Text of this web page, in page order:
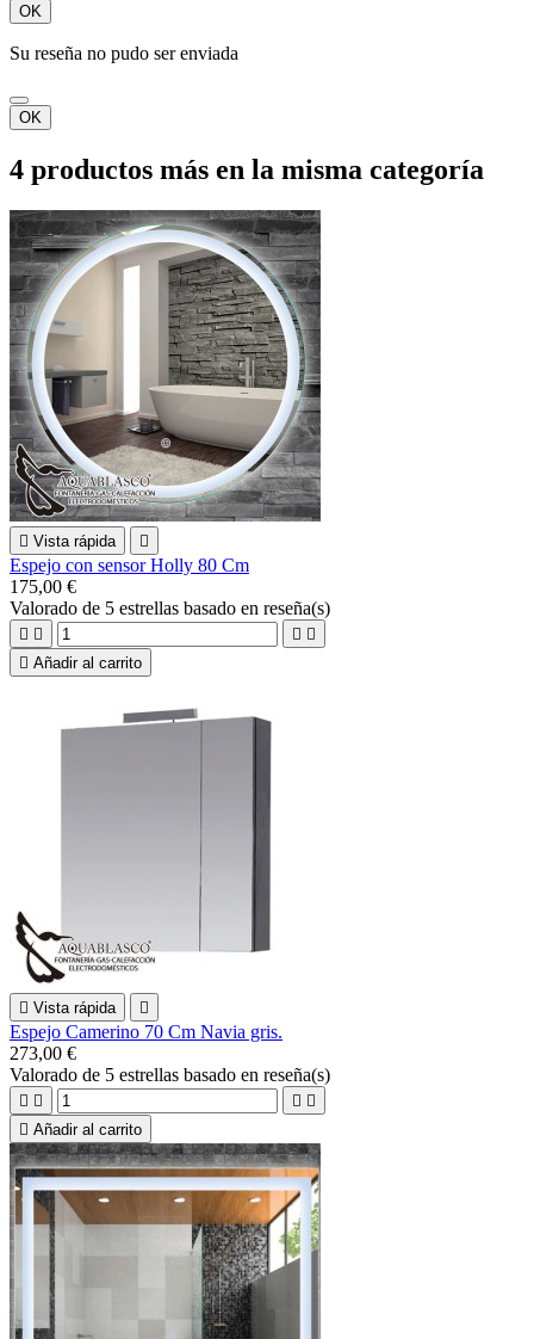
OK
Su reseña no pudo ser enviada
OK
4 productos más en la misma categoría
 Vista rápida 
Espejo con sensor Holly 80 Cm
175,00 €
Valorado de 5 estrellas basado en reseña(s)
   
 Añadir al carrito
 Vista rápida 
Espejo Camerino 70 Cm Navia gris.
273,00 €
Valorado de 5 estrellas basado en reseña(s)
   
 Añadir al carrito